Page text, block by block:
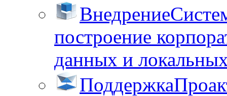
Внедрение
построение
данных и
Поддержка